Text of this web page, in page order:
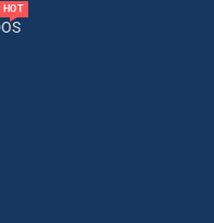
HOT